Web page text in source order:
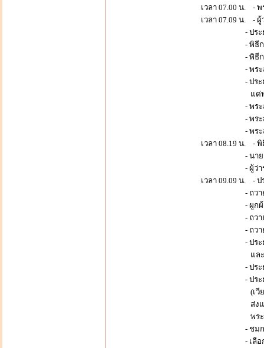
เวลา 07.00 น. - พ
เวลา 07.09 น. - ผู้
- ประธานจุด
- พิธีกรอา
- พิธีกรอาร
- พระสงฆ์เ
- ประธานในพิ
แด่พระสงฆ์
- พระสงฆ์ให้พ
- พระสงฆ์ จำน
- พระสง
เวลา 08.19 น. -
- นายกเทศมนต
- ผู้ว่าราชการ
เวลา 09.09 น. - ป
- ถวายเครื่อ
- ผูกผ้า
- ถวายมาลัย
- ถวายมา
- ประธานจุดธูป
และเทพยดาทั่
- ประธานปักธูป
- ประธานและผู้
(เวียนขวาเป็น
ส่งแว่นเวียนเที
พระหลัก
- ชมการรำถ
- เลือกซื้อสินค้า